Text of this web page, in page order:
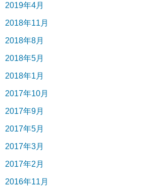
2019年4月
2018年11月
2018年8月
2018年5月
2018年1月
2017年10月
2017年9月
2017年5月
2017年3月
2017年2月
2016年11月